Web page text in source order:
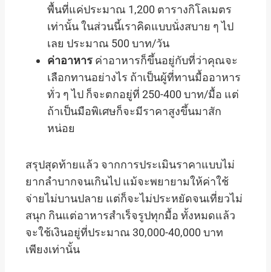
พื้นที่แค่ประมาณ 1,200 ตารางกิโลเมตร
เท่านั้น ในส่วนนี้เราคิดแบบนั่งสบาย ๆ ไป
เลย ประมาณ 500 บาท/วัน
ค่าอาหาร ค่าอาหารก็ขึ้นอยู่กับที่ว่าคุณจะ
เลือกทานอย่างไร ถ้าเป็นผู้ที่ทานมื้ออาหาร
ทั่ว ๆ ไป ก็จะตกอยู่ที่ 250-400 บาท/มื้อ แต่
ถ้าเป็นมือพิเศษก็จะมีราคาสูงขึ้นมาสัก
หน่อย
สรุปสุดท้ายแล้ว จากการประเมินราคาแบบไม่
ยากลำบากจนเกินไป แม้จะพยายามให้ค่าใช้
จ่ายไม่บานปลาย แต่ก็จะไม่ประหยัดจนเที่ยวไม่
สนุก กินแต่อาหารสำเร็จรูปทุกมื้อ ทั้งหมดแล้ว
จะใช้เงินอยู่ที่ประมาณ 30,000-40,000 บาท
เพียงเท่านั้น